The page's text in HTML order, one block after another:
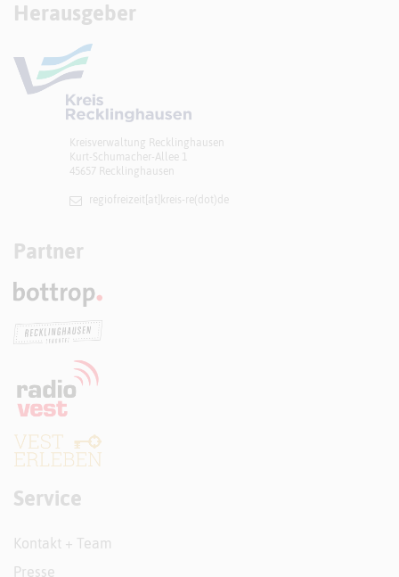
Herausgeber
Kreisverwaltung Recklinghausen
Kurt-Schumacher-Allee 1
45657 Recklinghausen
regiofreizeit[at]​kreis-re(dot)de
Partner
Service
Kontakt + Team
Presse